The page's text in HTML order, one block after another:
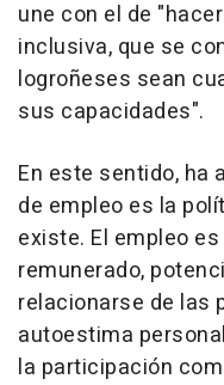
une con el de
inclusiva, que se
logroñeses sean
sus capacidades".
En este sentido, ha
de empleo es la
existe. El empleo
remunerado,
relacionarse de las
autoestima
la participación